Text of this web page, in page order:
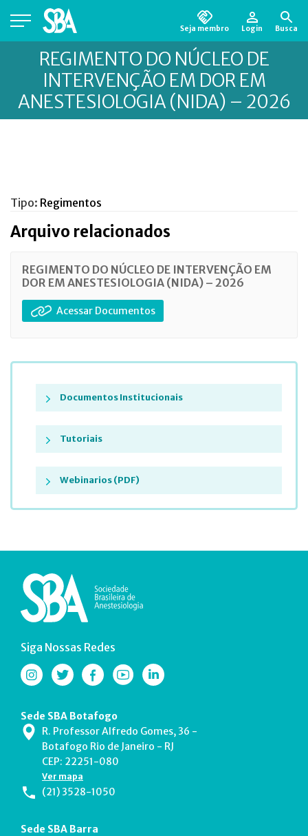
Seja membro Login Busca
Está em busca de algum documento?Clique
para encontrá-lo.
REGIMENTO DO NÚCLEO DE
INTERVENÇÃO EM DOR EM
ANESTESIOLOGIA (NIDA) – 2026
Documentos Institucionais
Tutoriais
Webinarios (PDF)
Tipo: Regimentos
Arquivo relacionados
REGIMENTO DO NÚCLEO DE INTERVENÇÃO EM
DOR EM ANESTESIOLOGIA (NIDA) – 2026
Acessar Documentos
Siga Nossas Redes
Sede SBA Botafogo
R. Professor Alfredo Gomes, 36 -
Botafogo Rio de Janeiro - RJ
CEP: 22251-080
Ver mapa
(21) 3528-1050
Sede SBA Barra